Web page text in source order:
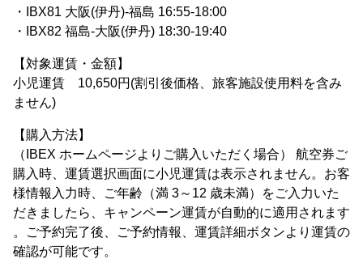
・IBX81 大阪(伊丹)-福島 16:55-18:00
・IBX82 福島-大阪(伊丹) 18:30-19:40
【対象運賃・金額】
小児運賃 10,650円(割引後価格、旅客施設使用料を含み
ません)
【購入方法】
（IBEX ホームページよりご購入いただく場合） 航空券ご
購入時、運賃選択画面に小児運賃は表示されません。お客
様情報入力時、ご年齢（満 3～12 歳未満）をご入力いた
だきましたら、キャンペーン運賃が自動的に適用されます
。ご予約完了後、ご予約情報、運賃詳細ボタンより運賃の
確認が可能です。